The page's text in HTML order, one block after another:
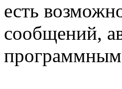
есть
сообщений,